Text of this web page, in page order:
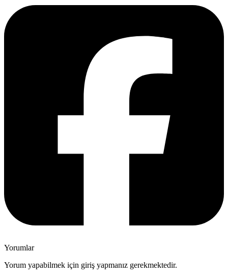
Yorumlar
Yorum yapabilmek için giriş yapmanız gerekmektedir.